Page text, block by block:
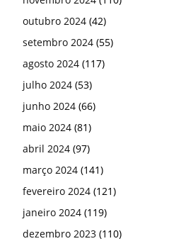
outubro 2024 (42)
setembro 2024 (55)
agosto 2024 (117)
julho 2024 (53)
junho 2024 (66)
maio 2024 (81)
abril 2024 (97)
março 2024 (141)
fevereiro 2024 (121)
janeiro 2024 (119)
dezembro 2023 (110)